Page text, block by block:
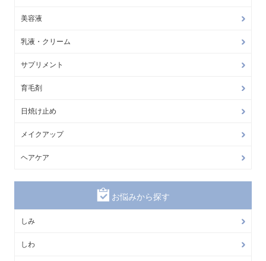
美容液
乳液・クリーム
サプリメント
育毛剤
日焼け止め
メイクアップ
ヘアケア
お悩みから探す
しみ
しわ